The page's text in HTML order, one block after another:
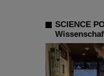
SCIENCE